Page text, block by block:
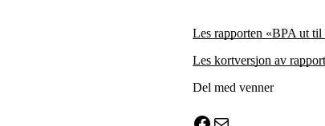
Les rapporten «BPA ut til
Les kortversjon av
Del med venner
X